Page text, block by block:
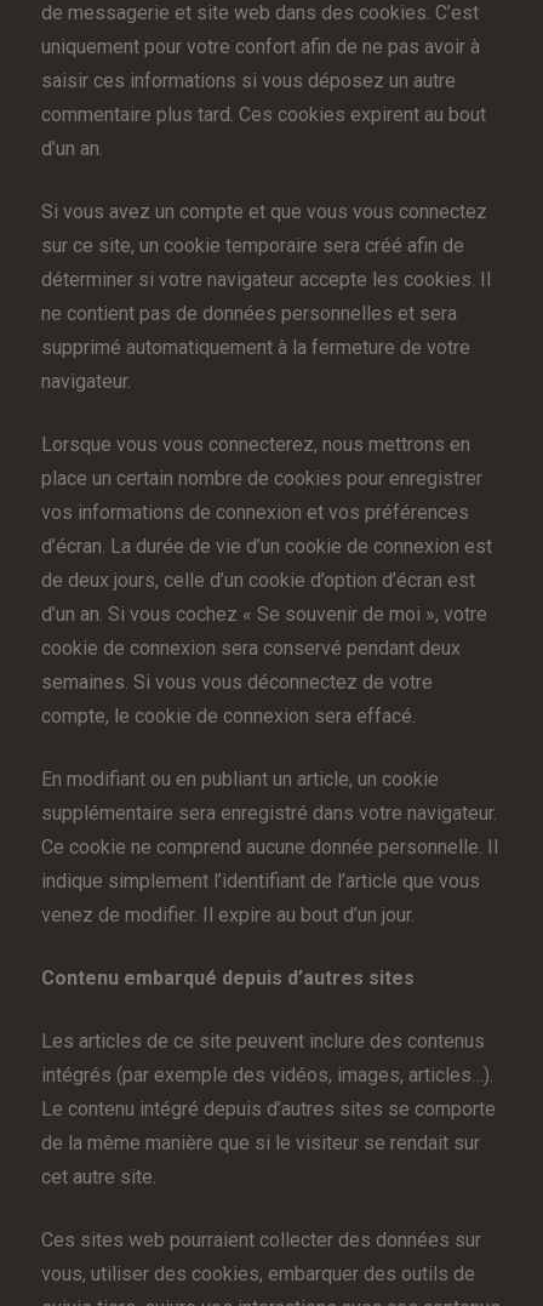
de messagerie et site web dans des cookies. C’est
uniquement pour votre confort afin de ne pas avoir à
saisir ces informations si vous déposez un autre
commentaire plus tard. Ces cookies expirent au bout
d’un an.
Si vous avez un compte et que vous vous connectez
sur ce site, un cookie temporaire sera créé afin de
déterminer si votre navigateur accepte les cookies. Il
ne contient pas de données personnelles et sera
supprimé automatiquement à la fermeture de votre
navigateur.
Lorsque vous vous connecterez, nous mettrons en
place un certain nombre de cookies pour enregistrer
vos informations de connexion et vos préférences
d’écran. La durée de vie d’un cookie de connexion est
de deux jours, celle d’un cookie d’option d’écran est
d’un an. Si vous cochez « Se souvenir de moi », votre
cookie de connexion sera conservé pendant deux
semaines. Si vous vous déconnectez de votre
compte, le cookie de connexion sera effacé.
En modifiant ou en publiant un article, un cookie
supplémentaire sera enregistré dans votre navigateur.
Ce cookie ne comprend aucune donnée personnelle. Il
indique simplement l’identifiant de l’article que vous
venez de modifier. Il expire au bout d’un jour.
Contenu embarqué depuis d’autres sites
Les articles de ce site peuvent inclure des contenus
intégrés (par exemple des vidéos, images, articles…).
Le contenu intégré depuis d’autres sites se comporte
de la même manière que si le visiteur se rendait sur
cet autre site.
Ces sites web pourraient collecter des données sur
vous, utiliser des cookies, embarquer des outils de